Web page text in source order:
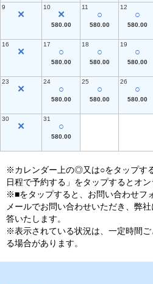
9
✕
10
✕
580.00
11
○
580.00
12
○
580.00
16
✕
17
○
580.00
18
○
580.00
19
○
580.00
23
✕
24
○
580.00
25
○
580.00
26
○
580.00
30
✕
31
○
580.00
※カレンダー上の◎又は○をタップす
日程で予約する」をタップするとオン
※■をタップすると、お問い合わせフ
メールでお問い合わせいただき、弊
答いたします。
※表示されている状況は、一定時間
る場合があります。